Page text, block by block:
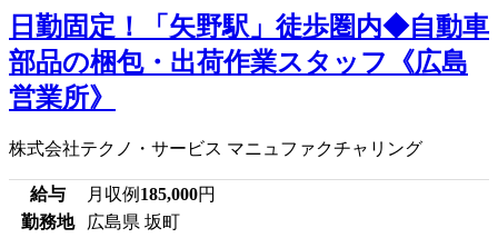
日勤固定！「矢野駅」徒歩圏内◆自動車
部品の梱包・出荷作業スタッフ《広島
営業所》
株式会社テクノ・サービス マニュファクチャリング
給与 月収例 185,000円
勤務地
広島県 坂町